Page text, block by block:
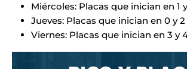
Miércoles: Placas que inician en 1
Jueves: Placas que inician en 0 y 2
Viernes: Placas que inician en 3 y